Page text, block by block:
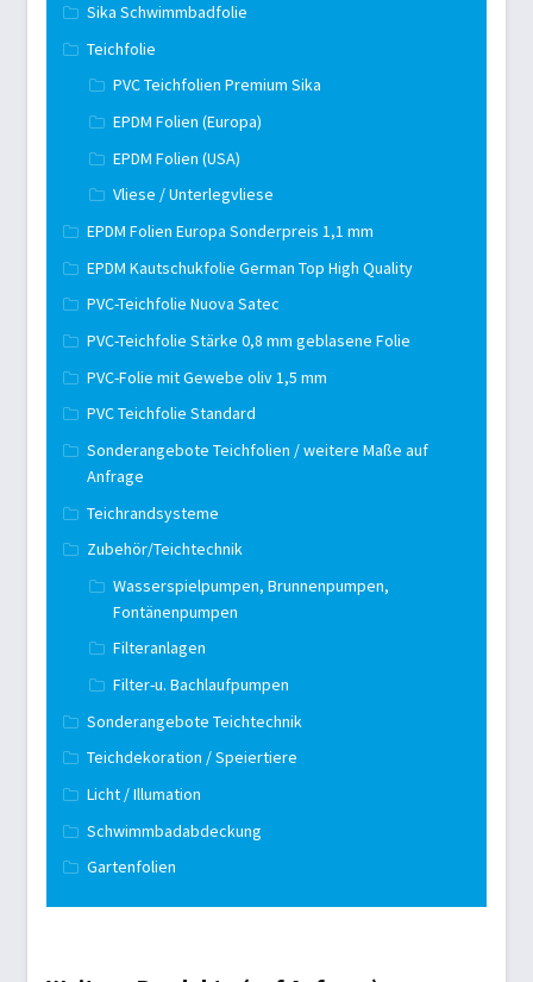
Sika Schwimmbadfolie
Teichfolie
PVC Teichfolien Premium Sika
EPDM Folien (Europa)
EPDM Folien (USA)
Vliese / Unterlegvliese
EPDM Folien Europa Sonderpreis 1,1 mm
EPDM Kautschukfolie German Top High Quality
PVC-Teichfolie Nuova Satec
PVC-Teichfolie Stärke 0,8 mm geblasene Folie
PVC-Folie mit Gewebe oliv 1,5 mm
PVC Teichfolie Standard
Sonderangebote Teichfolien / weitere Maße auf
Anfrage
Teichrandsysteme
Zubehör/Teichtechnik
Wasserspielpumpen, Brunnenpumpen,
Fontänenpumpen
Filteranlagen
Filter-u. Bachlaufpumpen
Sonderangebote Teichtechnik
Teichdekoration / Speiertiere
Licht / Illumation
Schwimmbadabdeckung
Gartenfolien